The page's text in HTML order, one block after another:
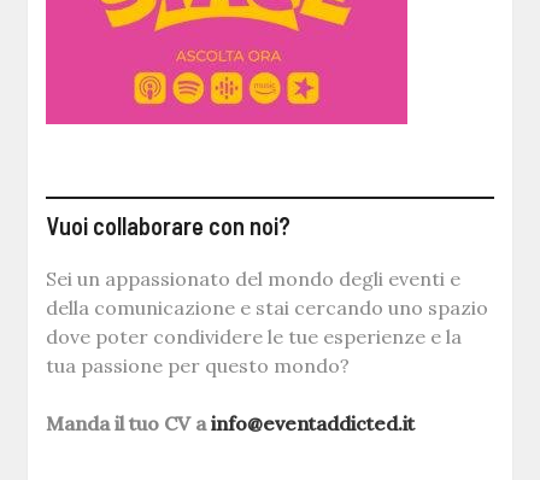
Vuoi collaborare con noi?
Sei un appassionato del mondo degli eventi e
della comunicazione e stai cercando uno spazio
dove poter condividere le tue esperienze e la
tua passione per questo mondo?
Manda il tuo CV ainfo@eventaddicted.it